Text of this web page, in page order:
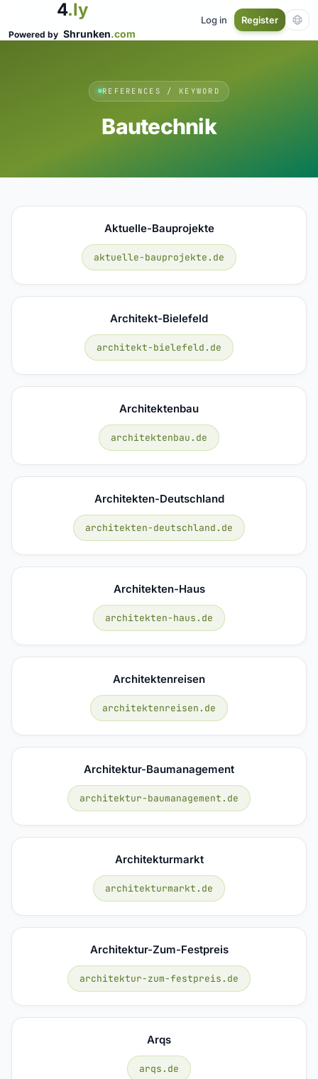
4.ly
Powered by Shrunken.com
Log in Register
REFERENCES / KEYWORD
Bautechnik
Aktuelle-Bauprojekte
aktuelle-bauprojekte.de
Architekt-Bielefeld
architekt-bielefeld.de
Architektenbau
architektenbau.de
Architekten-Deutschland
architekten-deutschland.de
Architekten-Haus
architekten-haus.de
Architektenreisen
architektenreisen.de
Architektur-Baumanagement
architektur-baumanagement.de
Architekturmarkt
architekturmarkt.de
Architektur-Zum-Festpreis
architektur-zum-festpreis.de
Arqs
arqs.de